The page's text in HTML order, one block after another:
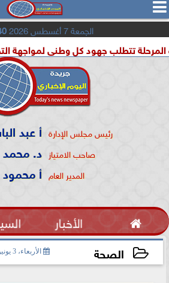
  
الجمعة 7 أغسطس 2026
جهود كل وطنى لمواجهة التحديات
رئيس مجلس الإدارة أ عبد
صاحب الامتياز د.
المدير العام أ محمود
 الأخبار
الصحة الأربعاء، 3 يونيو 2026